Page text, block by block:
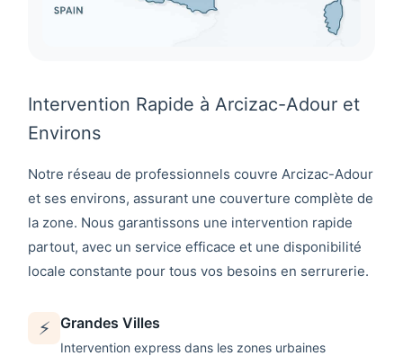
Intervention Rapide à Arcizac-Adour et
Environs
Notre réseau de professionnels couvre Arcizac-Adour
et ses environs, assurant une couverture complète de
la zone. Nous garantissons une intervention rapide
partout, avec un service efficace et une disponibilité
locale constante pour tous vos besoins en serrurerie.
⚡ Grandes Villes
Intervention express dans les zones urbaines